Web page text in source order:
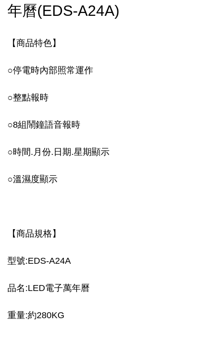
年曆(EDS-A24A)
【商品特色】
○停電時內部照常運作
○整點報時
○8組鬧鐘語音報時
○時間.月份.日期.星期顯示
○溫濕度顯示
【商品規格】
型號:EDS-A24A
品名:LED電子萬年曆
重量:約280KG